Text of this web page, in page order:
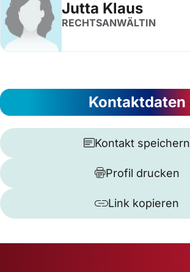
Jutta Klaus
RECHTSANWÄLTIN
Kontaktdaten
Kontakt speichern
Profil drucken
Link kopieren